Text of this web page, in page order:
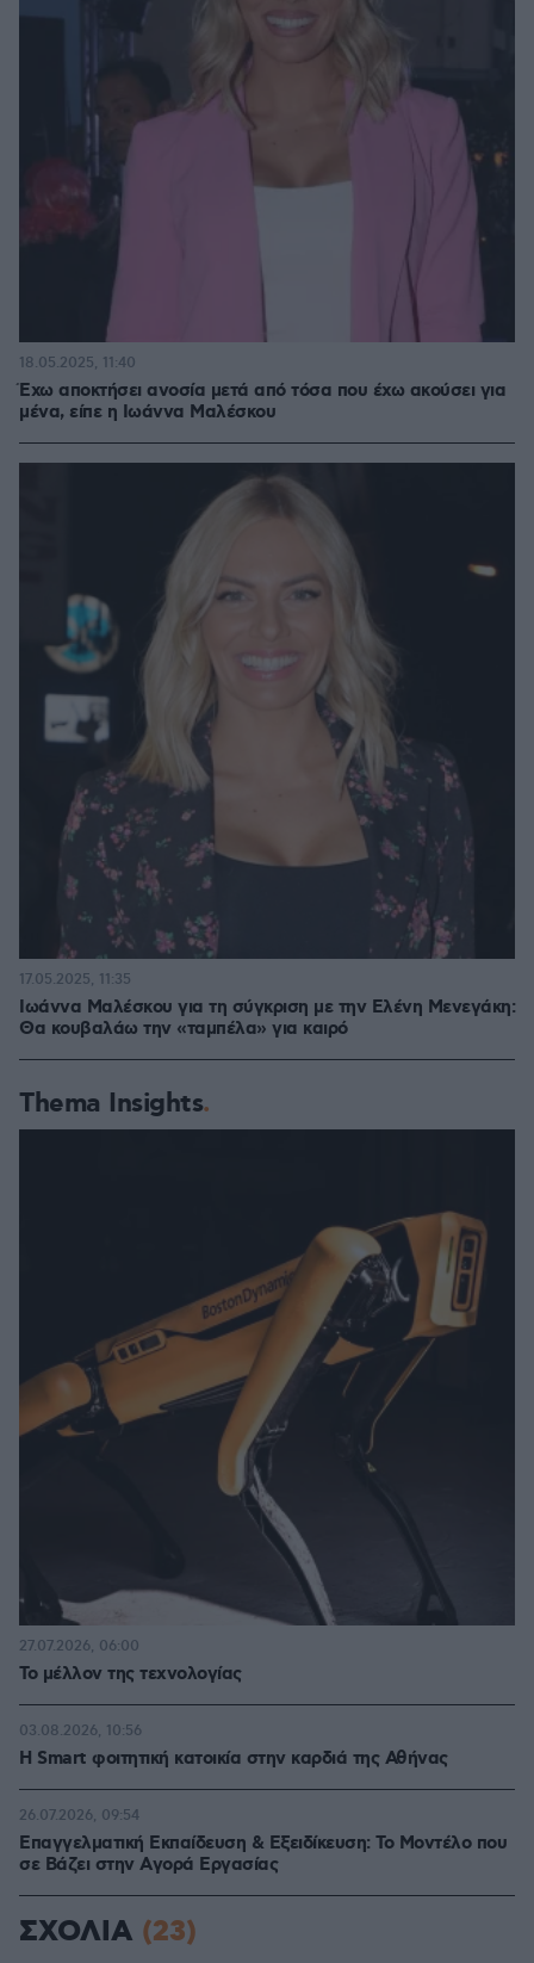
Έχω αποκτήσει ανοσία μετά από τόσα που έχω ακούσει για
μένα, είπε η Ιωάννα Μαλέσκου
18.05.2025, 11:40
Ιωάννα Μαλέσκου για τη σύγκριση με την Ελένη Μενεγάκη:
Θα κουβαλάω την «ταμπέλα» για καιρό
17.05.2025, 11:35
Thema Insights
Το μέλλον της τεχνολογίας
27.07.2026, 06:00
Η Smart φοιτητική κατοικία στην καρδιά της Αθήνας
03.08.2026, 10:56
Επαγγελματική Εκπαίδευση & Εξειδίκευση: Το Mοντέλο που
σε Bάζει στην Aγορά Eργασίας
26.07.2026, 09:54
ΣΧΟΛΙΑ (23)